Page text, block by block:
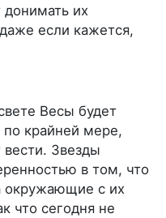
донимать их
если кажется,
Весы будет
крайней мере,
вести. Звезды
в том, что
окружающие с их
что сегодня не